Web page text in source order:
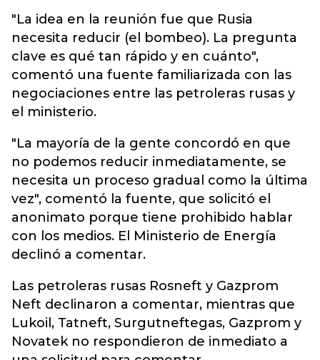
"La idea en la reunión fue que Rusia
necesita reducir (el bombeo). La pregunta
clave es qué tan rápido y en cuánto",
comentó una fuente familiarizada con las
negociaciones entre las petroleras rusas y
el ministerio.
"La mayoría de la gente concordó en que
no podemos reducir inmediatamente, se
necesita un proceso gradual como la última
vez", comentó la fuente, que solicitó el
anonimato porque tiene prohibido hablar
con los medios. El Ministerio de Energía
declinó a comentar.
Las petroleras rusas Rosneft y Gazprom
Neft declinaron a comentar, mientras que
Lukoil, Tatneft, Surgutneftegas, Gazprom y
Novatek no respondieron de inmediato a